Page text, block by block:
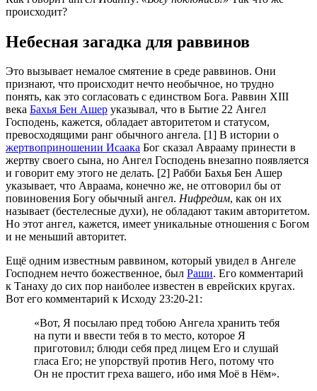
происходит?
Небесная загадка для раввинов
Это вызывает немалое смятение в среде раввинов. Они
признают, что происходит нечто необычное, но трудно
понять, как это согласовать с единством Бога. Раввин XIII
века Бахья Бен Ашер указывал, что в Бытие 22 Ангел
Господень, кажется, обладает авторитетом и статусом,
превосходящими ранг обычного ангела. [1] В истории о
жертвоприношении Исаака Бог сказал Аврааму принести в
жертву своего сына, но Ангел Господень внезапно появляется
и говорит ему этого не делать. [2] Рабби Бахья Бен Ашер
указывает, что Авраама, конечно же, не отговорил бы от
повиновения Богу обычный ангел. Нифредим, как он их
называет (бестелесные духи), не обладают таким авторитетом.
Но этот ангел, кажется, имеет уникальные отношения с Богом
и не меньший авторитет.
Ещё одним известным раввином, который увидел в Ангеле
Господнем нечто божественное, был Раши. Его комментарий
к Танаху до сих пор наиболее известен в еврейских кругах.
Вот его комментарий к Исходу 23:20-21:
«Вот, Я посылаю пред тобою Ангела хранить тебя
на пути и ввести тебя в то место, которое Я
приготовил; блюди себя пред лицем Его и слушай
гласа Его; не упорствуй против Него, потому что
Он не простит греха вашего, ибо имя Моё в Нём».